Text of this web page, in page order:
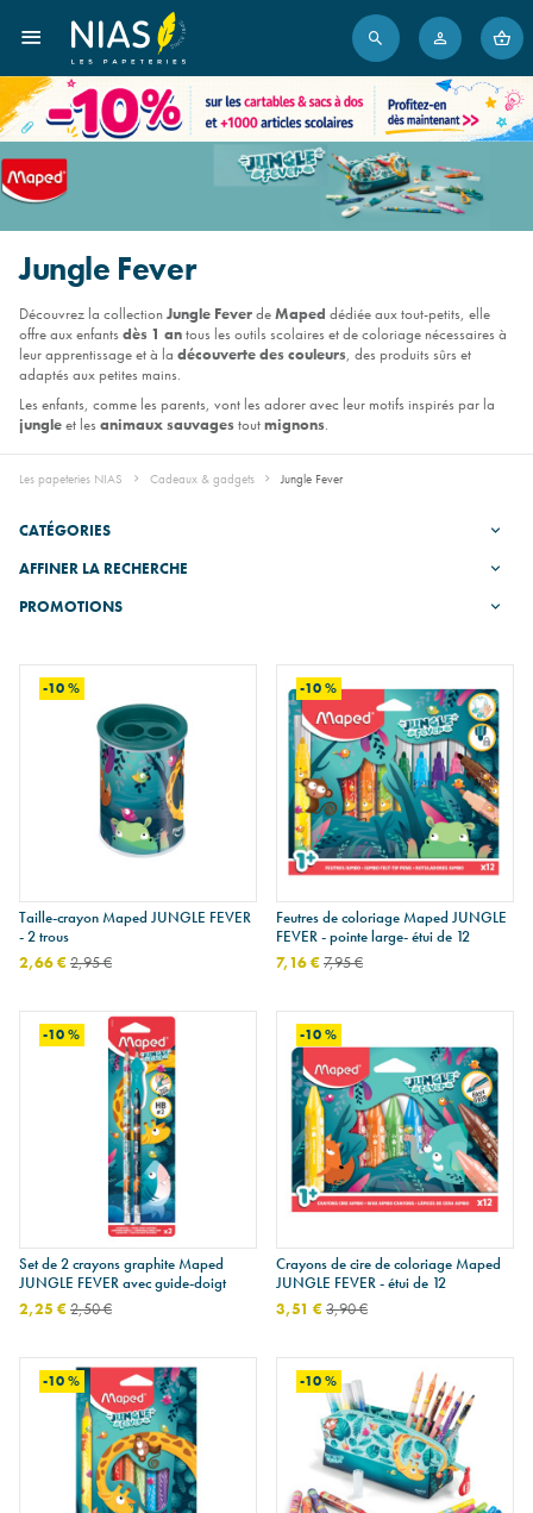
Jungle Fever
Découvrez la collectionJungle FeverdeMaped dédiée aux tout-petits, elle
offre aux enfantsdès 1 antous les outils scolaires et de coloriage nécessaires à
leur apprentissage et à la découverte des couleurs, des produits sûrs et
adaptés aux petites mains.
Les enfants, comme les parents, vont les adorer avec leur motifs inspirés par la
jungleet lesanimaux sauvagestoutmignons.
Les papeteries NIAS Cadeaux & gadgets Jungle Fever
CATÉGORIES
AFFINER LA RECHERCHE
PROMOTIONS
-10 %
Taille-crayon Maped JUNGLE FEVER
- 2 trous
2,66 €2,95 €
-10 %
Feutres de coloriage Maped JUNGLE
FEVER - pointe large- étui de 12
7,16 €7,95 €
-10 %
Set de 2 crayons graphite Maped
JUNGLE FEVER avec guide-doigt
2,25 €2,50 €
-10 %
Crayons de cire de coloriage Maped
JUNGLE FEVER - étui de 12
3,51 €3,90 €
-10 % -10 %